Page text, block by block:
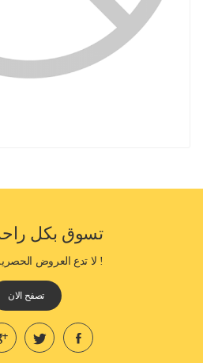
تسوق بكل
! لا تدع العروض
تصفح الان